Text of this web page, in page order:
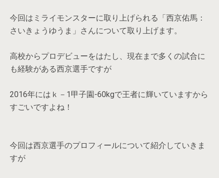
今回はミライモンスターに取り上げられる「西京佑馬：
さいきょうゆうま」さんについて取り上げます。
高校からプロデビューをはたし、現在まで多くの試合に
も経験がある西京選手ですが
2016年にはｋ－1甲子園-60kgで王者に輝いていますから
すごいですよね！
今回は西京選手のプロフィールについて紹介していきま
すが